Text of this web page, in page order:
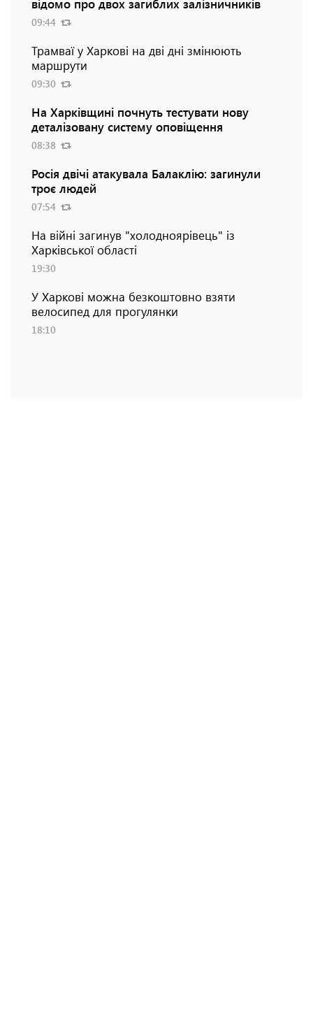
відомо про двох загиблих залізничників
09:44
Трамваї у Харкові на дві дні змінюють
маршрути
09:30
На Харківщині почнуть тестувати нову
деталізовану систему оповіщення
08:38
Росія двічі атакувала Балаклію: загинули
троє людей
07:54
На війні загинув "холодноярівець" із
Харківської області
19:30
У Харкові можна безкоштовно взяти
велосипед для прогулянки
18:10